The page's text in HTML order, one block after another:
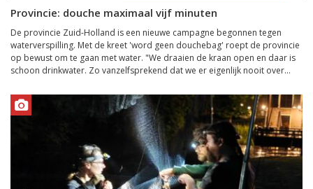
Provincie: douche maximaal vijf minuten
De provincie Zuid-Holland is een nieuwe campagne begonnen tegen
waterverspilling. Met de kreet 'word geen douchebag' roept de provincie
op bewust om te gaan met water. "We draaien de kraan open en daar is
schoon drinkwater. Zo vanzelfsprekend dat we er eigenlijk nooit over...